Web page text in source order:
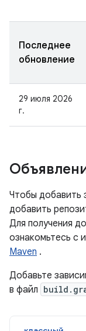
Последнее
обновление
29 июля 2026
г.
Чтобы добавить
добавить
Для получения
ознакомьтесь с
Maven .
Добавьте
в файл